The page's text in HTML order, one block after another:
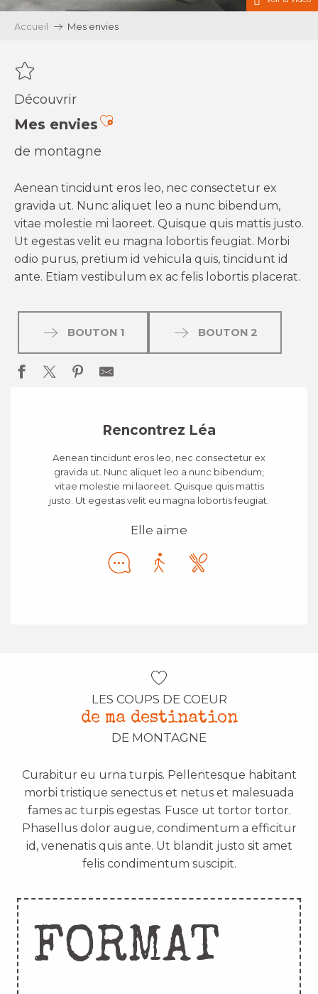
Accueil Mes envies
Découvrir
Mes enviesAjouter aux favoris
de montagne
Aenean tincidunt eros leo, nec consectetur ex
gravida ut. Nunc aliquet leo a nunc bibendum,
vitae molestie mi laoreet. Quisque quis mattis justo.
Ut egestas velit eu magna lobortis feugiat. Morbi
odio purus, pretium id vehicula quis, tincidunt id
ante. Etiam vestibulum ex ac felis lobortis placerat.
BOUTON 1 BOUTON 2
Rencontrez Léa
Aenean tincidunt eros leo, nec consectetur ex
gravida ut. Nunc aliquet leo a nunc bibendum,
vitae molestie mi laoreet. Quisque quis mattis
justo. Ut egestas velit eu magna lobortis feugiat.
Elle aime
LES COUPS DE COEUR
de ma destination
DE MONTAGNE
Curabitur eu urna turpis. Pellentesque habitant
morbi tristique senectus et netus et malesuada
fames ac turpis egestas. Fusce ut tortor tortor.
Phasellus dolor augue, condimentum a efficitur
id, venenatis quis ante. Ut blandit justo sit amet
felis condimentum suscipit.
FORMAT